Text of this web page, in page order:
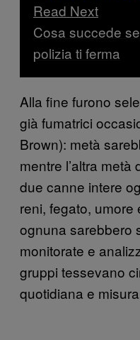
Read Next
Cosa succede
polizia ti ferma
Alla fine furono
già fumatrici
Brown): metà
mentre l’altra
due canne intere
reni, fegato,
ognuna sarebbero
monitorate e
gruppi tessevano
quotidiana e